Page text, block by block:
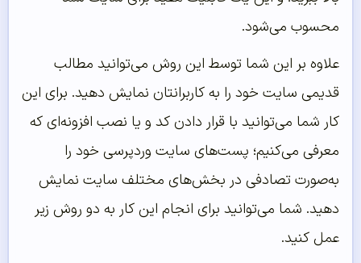
محسوب می‌شود.
علاوه بر این شما توسط این روش می‌توانید مطالب
قدیمی سایت خود را به کاربرانتان نمایش دهید. برای این
کار شما می‌توانید با قرار دادن کد و یا نصب افزونه‌ای که
معرفی می‌کنیم؛ پست‌های سایت وردپرسی خود را
به‌صورت تصادفی در بخش‌های مختلف سایت نمایش
دهید. شما می‌توانید برای انجام این کار به دو روش زیر
عمل کنید.